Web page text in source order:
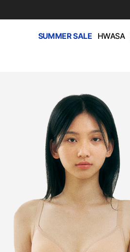
SUMMER SALE HWASA